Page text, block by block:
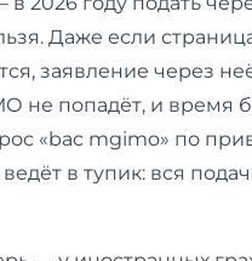
Даже если
заявление через
не попадёт, и время
«bac mgimo» по
в тупик: вся